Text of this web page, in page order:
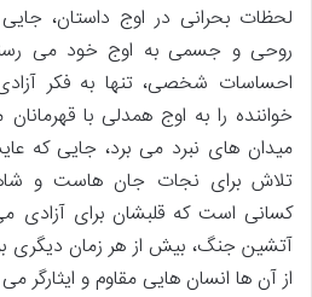
لحظات بحرانی در اوج داستان،
روحی و جسمی به اوج خود می
احساسات شخصی، تنها به فکر
خواننده را به اوج همدلی با
میدان های نبرد می برد، جایی که
تلاش برای نجات جان هاست و
کسانی است که قلبشان برای آزادی
آتشین جنگ، بیش از هر زمان دیگری
از آن ها انسان هایی مقاوم و ایثارگر